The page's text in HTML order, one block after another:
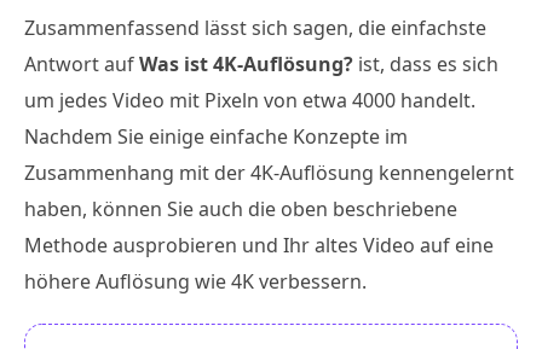
Zusammenfassend lässt sich sagen, die einfachste
Antwort aufWas ist 4K-Auflösung? ist, dass es sich
um jedes Video mit Pixeln von etwa 4000 handelt.
Nachdem Sie einige einfache Konzepte im
Zusammenhang mit der 4K-Auflösung kennengelernt
haben, können Sie auch die oben beschriebene
Methode ausprobieren und Ihr altes Video auf eine
höhere Auflösung wie 4K verbessern.